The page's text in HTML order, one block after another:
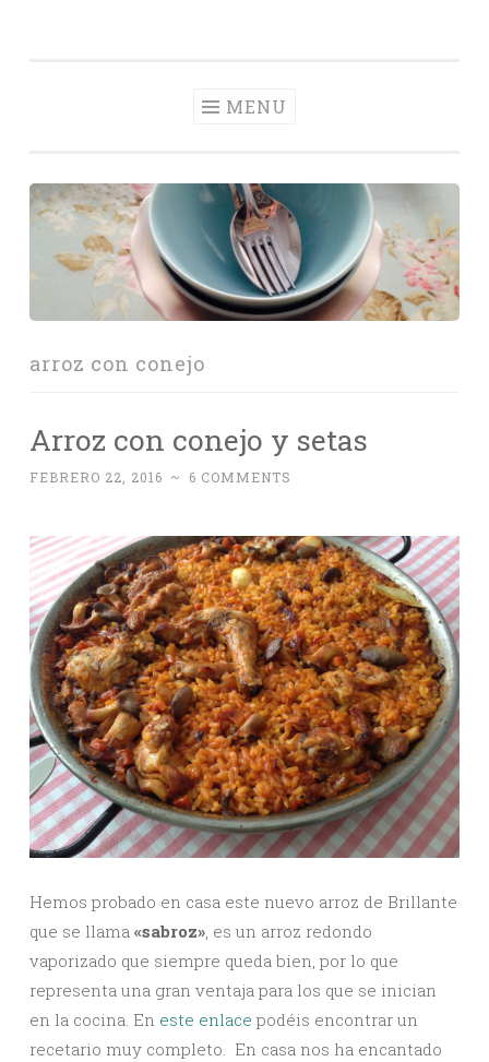
MENU
arroz con conejo
Arroz con conejo y setas
FEBRERO 22, 2016 ~ 6 COMMENTS
Hemos probado en casa este nuevo arroz de Brillante
que se llama «sabroz», es un arroz redondo
vaporizado que siempre queda bien, por lo que
representa una gran ventaja para los que se inician
en la cocina. En este enlace podéis encontrar un
recetario muy completo. En casa nos ha encantado